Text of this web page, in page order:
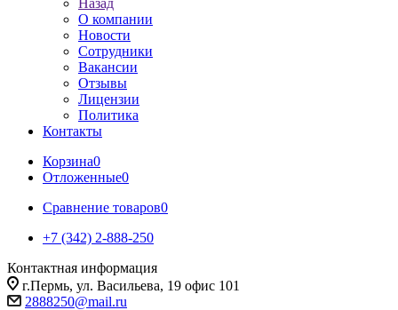
Назад
О компании
Новости
Сотрудники
Вакансии
Отзывы
Лицензии
Политика
Контакты
Корзина0
Отложенные0
Сравнение товаров0
+7 (342) 2-888-250
Контактная информация
г.Пермь, ул. Васильева, 19 офис 101
2888250@mail.ru